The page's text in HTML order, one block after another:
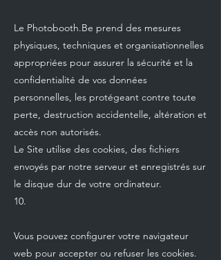
Le Photobooth.Be prend des mesures
physiques, techniques et organisationnelles
appropriées pour assurer la sécurité et la
confidentialité de vos données
personnelles, les protégeant contre toute
perte, destruction accidentelle, altération et
accès non autorisés.
Le Site utilise des cookies, des fichiers
envoyés par notre serveur et enregistrés sur
le disque dur de votre ordinateur.
10.
Vous pouvez configurer votre navigateur
web pour accepter ou refuser les cookies.